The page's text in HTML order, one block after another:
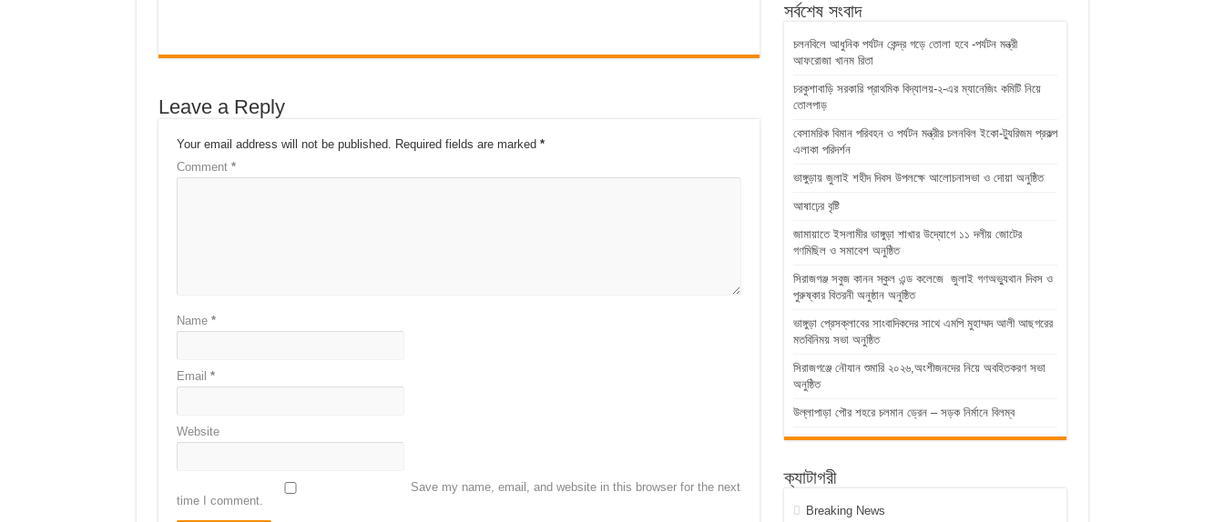
Leave a Reply
Your email address will not be published. Required fields are marked *
Comment *
Name *
Email *
Website
Save my name, email, and website in this browser for the next
time I comment.
সর্বশেষ সংবাদ
চলনবিলে আধুনিক পর্যটন কেন্দ্র গড়ে তোলা হবে -পর্যটন মন্ত্রী
আফরোজা খানম রিতা
চরকুশাবাড়ি সরকারি প্রাথমিক বিদ্যালয়-২-এর ম্যানেজিং কমিটি নিয়ে
তোলপাড়
বেসামরিক বিমান পরিবহন ও পর্যটন মন্ত্রীর চলনবিল ইকো-ট্যুরিজম প্রকল্প
এলাকা পরিদর্শন
ভাঙ্গুড়ায় জুলাই শহীদ দিবস উপলক্ষে আলোচনাসভা ও দোয়া অনুষ্ঠিত
আষাঢ়ের বৃষ্টি
জামায়াতে ইসলামীর ভাঙ্গুড়া শাখার উদ্যোগে ১১ দলীয় জোটের
গণমিছিল ও সমাবেশ অনুষ্ঠিত
সিরাজগঞ্জ সবুজ কানন স্কুল এন্ড কলেজে জুলাই গণঅভ্যুথান দিবস ও
পুরুষ্কার বিতরনী অনুষ্ঠান অনুষ্ঠিত
ভাঙ্গুড়া প্রেসক্লাবের সাংবাদিকদের সাথে এমপি মুহাম্মদ আলী আছগরের
মতবিনিময় সভা অনুষ্ঠিত
সিরাজগঞ্জে নৌযান শুমারি ২০২৬,অংশীজনদের নিয়ে অবহিতকরণ সভা
অনুষ্ঠিত
উল্লাপাড়া পৌর শহরে চলমান ড্রেন – সড়ক নির্মানে বিলম্ব
ক্যাটাগরী
Breaking News